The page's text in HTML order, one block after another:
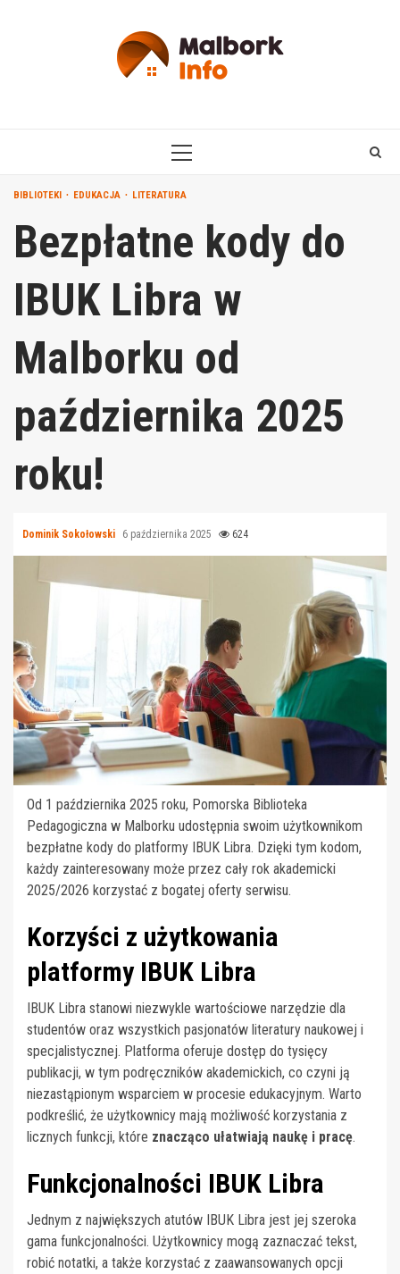
PRIMARY
BIBLIOTEKI EDUKACJA LITERATURA
Bezpłatne kody do
IBUK Libra w
Malborku od
października 2025
roku!
Dominik Sokołowski 6 października 2025 624
Od 1 października 2025 roku, Pomorska Biblioteka
Pedagogiczna w Malborku udostępnia swoim użytkownikom
bezpłatne kody do platformy IBUK Libra. Dzięki tym kodom,
każdy zainteresowany może przez cały rok akademicki
2025/2026 korzystać z bogatej oferty serwisu.
Korzyści z użytkowania
platformy IBUK Libra
IBUK Libra stanowi niezwykle wartościowe narzędzie dla
studentów oraz wszystkich pasjonatów literatury naukowej i
specjalistycznej. Platforma oferuje dostęp do tysięcy
publikacji, w tym podręczników akademickich, co czyni ją
niezastąpionym wsparciem w procesie edukacyjnym. Warto
podkreślić, że użytkownicy mają możliwość korzystania z
licznych funkcji, które znacząco ułatwiają naukę i pracę.
Funkcjonalności IBUK Libra
Jednym z największych atutów IBUK Libra jest jej szeroka
gama funkcjonalności. Użytkownicy mogą zaznaczać tekst,
robić notatki, a także korzystać z zaawansowanych opcji